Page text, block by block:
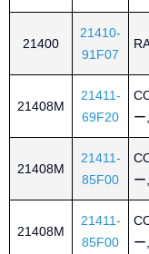
21400
21410-
91F07
21408M
21411-
69F20
21408M
21411-
85F00
21408M
21411-
85F00